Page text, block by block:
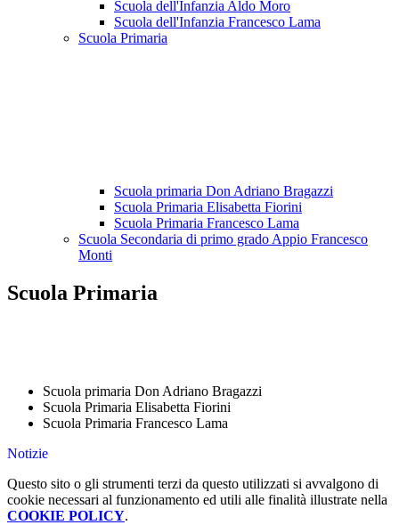
Scuola dell'Infanzia Aldo Moro
Scuola dell'Infanzia Francesco Lama
Scuola Primaria
Scuola primaria Don Adriano Bragazzi
Scuola Primaria Elisabetta Fiorini
Scuola Primaria Francesco Lama
Scuola Secondaria di primo grado Appio Francesco
Monti
Scuola Primaria
Scuola primaria Don Adriano Bragazzi
Scuola Primaria Elisabetta Fiorini
Scuola Primaria Francesco Lama
Notizie
Questo sito o gli strumenti terzi da questo utilizzati si avvalgono di
cookie necessari al funzionamento ed utili alle finalità illustrate nella
COOKIE POLICY.